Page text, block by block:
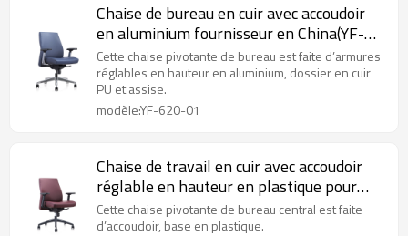
Chaise de bureau en cuir avec accoudoir
en aluminium fournisseur en China(YF-
620-01)
Cette chaise pivotante de bureau est faite d’armures
réglables en hauteur en aluminium, dossier en cuir
PU et assise.
modèle:YF-620-01
Chaise de travail en cuir avec accoudoir
réglable en hauteur en plastique pour
fournisseur de bureau
Cette chaise pivotante de bureau central est faite
d’accoudoir, base en plastique.